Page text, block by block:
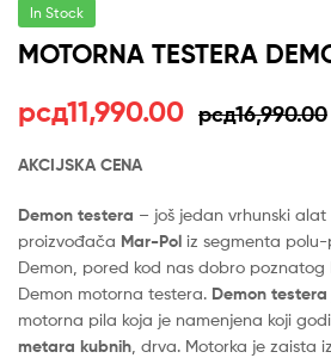
In Stock
MOTORNA TESTERA
рсд16,990.00
Оригинална
цена
је
била:
рсд16,990.00.
рсд11,990.00
Тренутна
цена
је:
рсд11,990.00.
AKCIJSKA CENA
Demon testera – još jedan vrhunski alat
proizvođača Mar-Pol iz segmenta
Demon, pored kod nas dobro
Demon motorna testera. Demon testera
motorna pila koja je namenjena koji
metara kubnih , drva. Motorka je